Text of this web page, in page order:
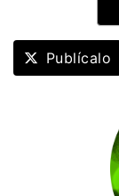
Publícalo